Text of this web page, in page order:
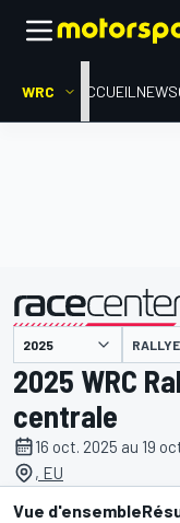
WRC ACCUEIL NEWS
présenté par
2025 WRC
centrale
16 oct. 2025 au 19
, EU
Vue d'ensemble